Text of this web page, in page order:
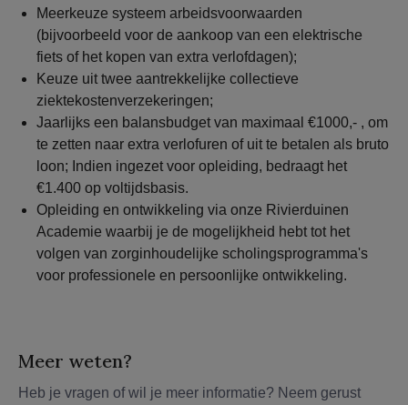
Meerkeuze systeem arbeidsvoorwaarden
(bijvoorbeeld voor de aankoop van een elektrische
fiets of het kopen van extra verlofdagen);
Keuze uit twee aantrekkelijke collectieve
ziektekostenverzekeringen;
Jaarlijks een balansbudget van maximaal €1000,- , om
te zetten naar extra verlofuren of uit te betalen als bruto
loon; Indien ingezet voor opleiding, bedraagt het
€1.400 op voltijdsbasis.
Opleiding en ontwikkeling via onze Rivierduinen
Academie waarbij je de mogelijkheid hebt tot het
volgen van zorginhoudelijke scholingsprogramma's
voor professionele en persoonlijke ontwikkeling.
Meer weten?
Heb je vragen of wil je meer informatie? Neem gerust